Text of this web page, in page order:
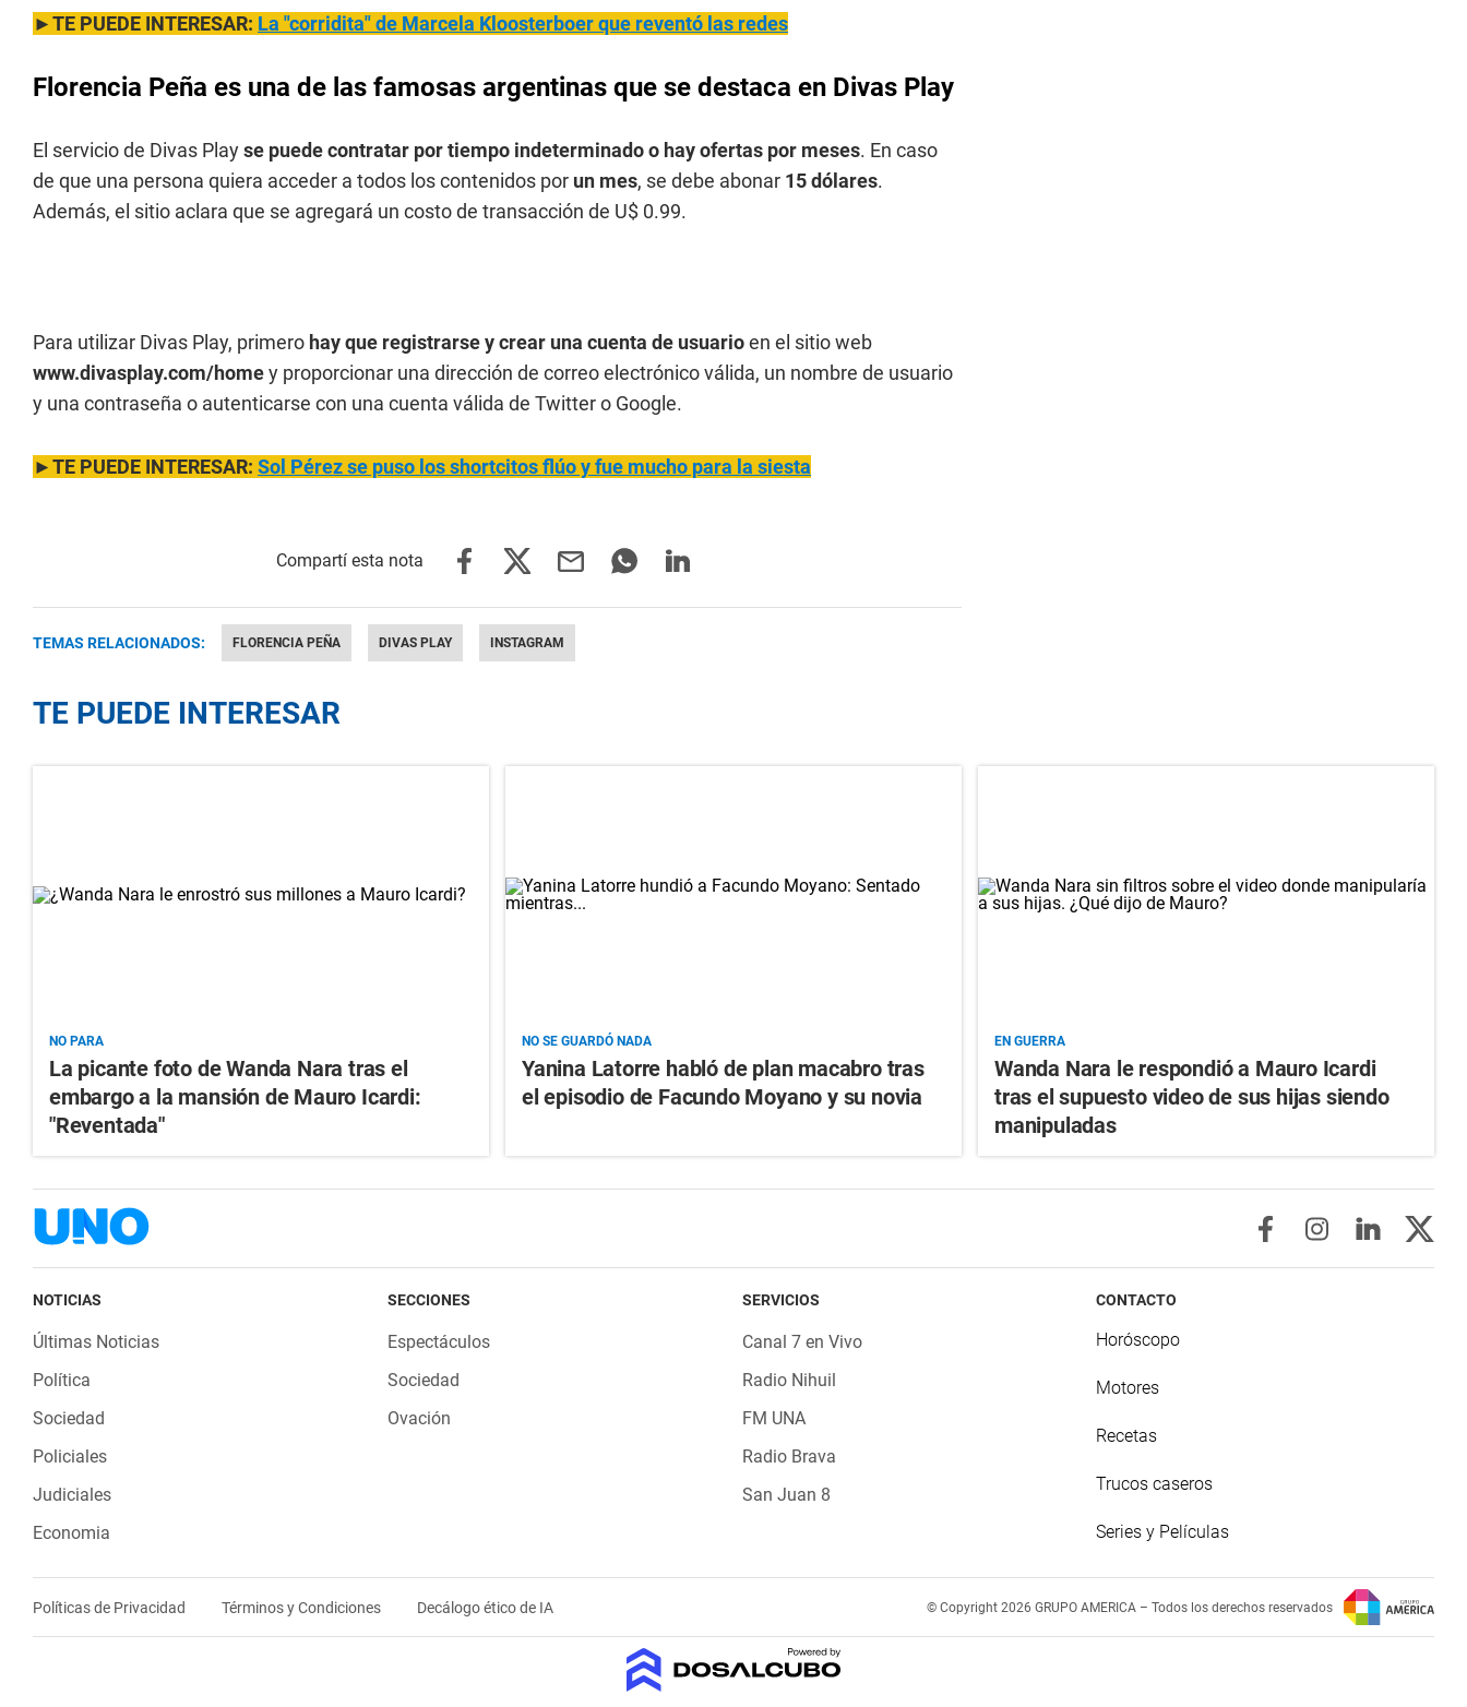
►TE PUEDE INTERESAR: La "corridita" de Marcela Kloosterboer que reventó las redes
Florencia Peña es una de las famosas argentinas que se destaca en Divas Play
El servicio de Divas Playse puede contratar por tiempo indeterminado o hay ofertas por meses. En caso
de que una persona quiera acceder a todos los contenidos por un mes, se debe abonar 15 dólares.
Además, el sitio aclara que se agregará un costo de transacción de U$ 0.99.
Para utilizar Divas Play, primero hay que registrarse y crear una cuenta de usuarioen el sitio web
www.divasplay.com/homey proporcionar una dirección de correo electrónico válida, un nombre de usuario
y una contraseña o autenticarse con una cuenta válida de Twitter o Google.
►TE PUEDE INTERESAR: Sol Pérez se puso los shortcitos flúo y fue mucho para la siesta
TEMAS RELACIONADOS: FLORENCIA PEÑA DIVAS PLAY INSTAGRAM
TE PUEDE INTERESAR
NO PARA
La picante foto de Wanda Nara tras el
embargo a la mansión de Mauro Icardi:
"Reventada"
NO SE GUARDÓ NADA
Yanina Latorre habló de plan macabro tras
el episodio de Facundo Moyano y su novia
EN GUERRA
Wanda Nara le respondió a Mauro Icardi
tras el supuesto video de sus hijas siendo
manipuladas
NOTICIAS
Últimas Noticias
Política
Sociedad
Policiales
Judiciales
Economia
SECCIONES
Espectáculos
Sociedad
Ovación
SERVICIOS
Canal 7 en Vivo
Radio Nihuil
FM UNA
Radio Brava
San Juan 8
CONTACTO
Horóscopo
Motores
Recetas
Trucos caseros
Series y Películas
Políticas de Privacidad Términos y Condiciones Decálogo ético de IA © Copyright 2026 GRUPO AMERICA – Todos los derechos reservados